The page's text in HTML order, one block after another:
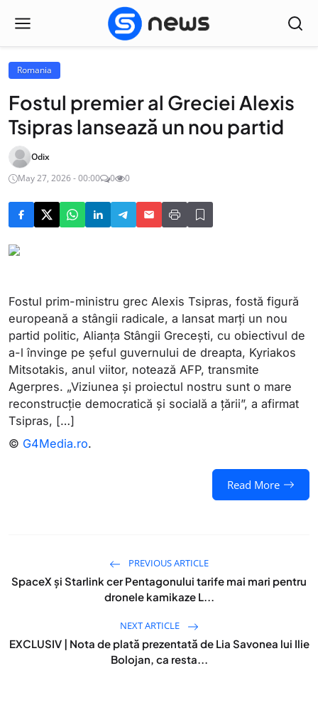
Romania
Fostul premier al Greciei Alexis
Tsipras lansează un nou partid
Odix
May 27, 2026 - 00:00
0 0
Fostul prim-ministru grec Alexis Tsipras, fostă figură
europeană a stângii radicale, a lansat marţi un nou
partid politic, Alianţa Stângii Greceşti, cu obiectivul de
a-l învinge pe şeful guvernului de dreapta, Kyriakos
Mitsotakis, anul viitor, notează AFP, transmite
Agerpres. „Viziunea şi proiectul nostru sunt o mare
reconstrucţie democratică şi socială a ţării”, a afirmat
Tsipras, […]
© G4Media.ro.
Read More
PREVIOUS ARTICLE
SpaceX și Starlink cer Pentagonului tarife mai mari pentru
dronele kamikaze L...
NEXT ARTICLE
EXCLUSIV | Nota de plată prezentată de Lia Savonea lui Ilie
Bolojan, ca resta...